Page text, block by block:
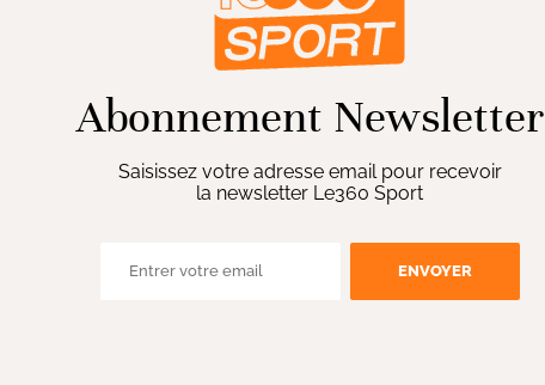
Abonnement Newsletter
Saisissez votre adresse email pour recevoir
la newsletter Le360 Sport
ENVOYER